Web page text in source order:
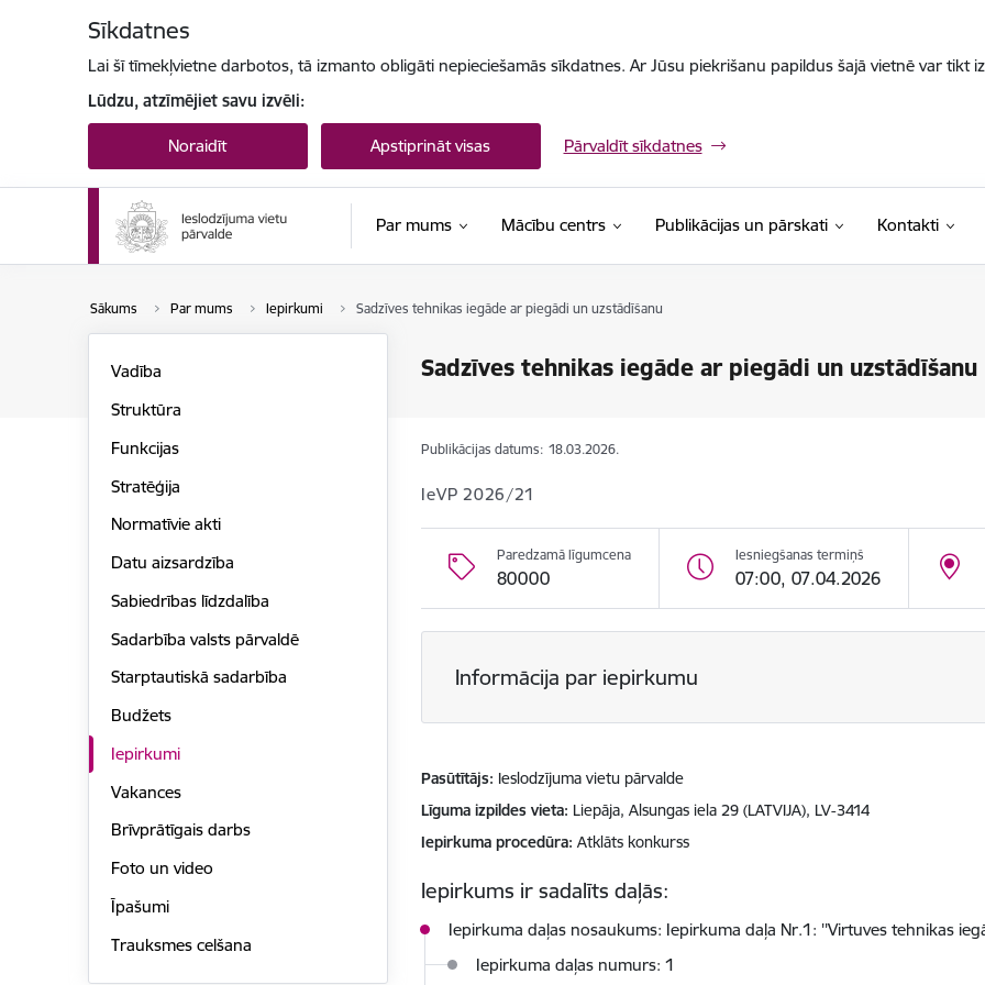
Sīkdatnes
Lai šī tīmekļvietne darbotos, tā izmanto obligāti nepieciešamās sīkdatnes. Ar Jūsu piekrišanu papildus šajā vietnē var tikt
Lūdzu, atzīmējiet savu izvēli:
Noraidīt Apstiprināt visas Pārvaldīt sīkdatnes
Par mums Mācību centrs Publikācijas un pārskati Kontakti
Sākums Par mums Iepirkumi Sadzīves tehnikas iegāde ar piegādi un uzstādīšanu
Sadzīves tehnikas iegāde ar piegādi un uzstādīšanu
Vadība
Struktūra
Funkcijas
Stratēģija
Normatīvie akti
Datu aizsardzība
Sabiedrības līdzdalība
Sadarbība valsts pārvaldē
Starptautiskā sadarbība
Budžets
Iepirkumi
Vakances
Brīvprātīgais darbs
Foto un video
Īpašumi
Trauksmes celšana
Publikācijas datums: 18.03.2026.
IeVP 2026/21
Paredzamā līgumcena
80000
Iesniegšanas termiņš
07:00, 07.04.2026
Informācija par iepirkumu
Pasūtītājs Ieslodzījuma vietu pārvalde
Līguma izpildes vieta Liepāja, Alsungas iela 29 (LATVIJA), LV-3414
Iepirkuma procedūra Atklāts konkurss
Iepirkums ir sadalīts daļās:
Iepirkuma daļas nosaukums: Iepirkuma daļa Nr.1: ''Virtuves tehnikas
Iepirkuma daļas numurs: 1